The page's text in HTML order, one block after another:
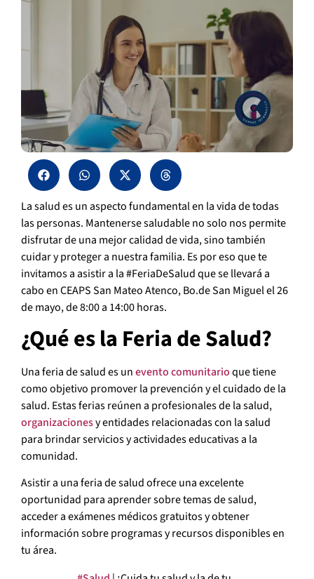
La salud es un aspecto fundamental en la vida de todas
las personas. Mantenerse saludable no solo nos permite
disfrutar de una mejor calidad de vida, sino también
cuidar y proteger a nuestra familia. Es por eso que te
invitamos a asistir a la #FeriaDeSalud que se llevará a
cabo en CEAPS San Mateo Atenco, Bo.de San Miguel el 26
de mayo, de 8:00 a 14:00 horas.
¿Qué es la Feria de Salud?
Una feria de salud es unevento comunitarioque tiene
como objetivo promover la prevención y el cuidado de la
salud. Estas ferias reúnen a profesionales de la salud,
organizacionesy entidades relacionadas con la salud
para brindar servicios y actividades educativas a la
comunidad.
Asistir a una feria de salud ofrece una excelente
oportunidad para aprender sobre temas de salud,
acceder a exámenes médicos gratuitos y obtener
información sobre programas y recursos disponibles en
tu área.